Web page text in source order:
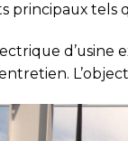
principaux tels
d’usine